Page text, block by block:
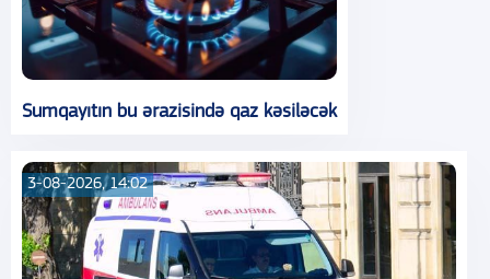
Sumqayıtın bu ərazisində qaz kəsiləcək
3-08-2026, 14:02